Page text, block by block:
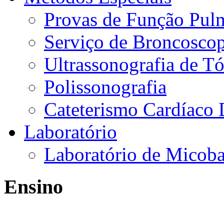
Provas de Função
Serviço de
Ultrassonografia de
Polissonografia
Cateterismo Cardíaco
Laboratório
Laboratório de
Ensino